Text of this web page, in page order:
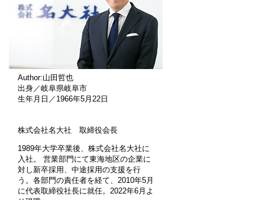
Author:山田哲也
出身／岐阜県岐阜市
生年月日／1966年5月22日
株式会社名大社 取締役会長
1989年大学卒業後、株式会社名大社に
入社。 営業部門にて東海地区の企業に
対し新卒採用、中途採用の支援を行
う。各部門の責任者を経て、2010年5月
に代表取締役社長に就任。2022年6月よ